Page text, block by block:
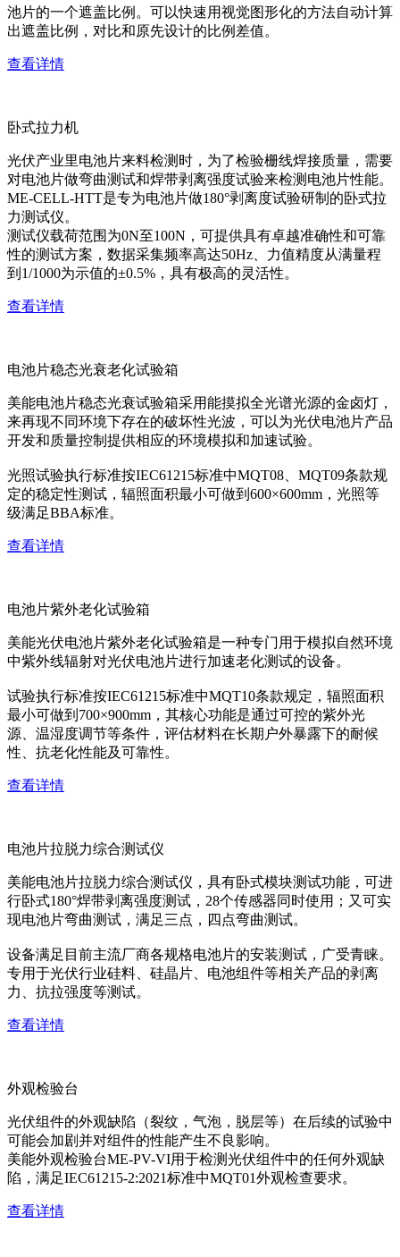
池片的一个遮盖比例。可以快速用视觉图形化的方法自动计算
出遮盖比例，对比和原先设计的比例差值。
查看详情
卧式拉力机
光伏产业里电池片来料检测时，为了检验栅线焊接质量，需要
对电池片做弯曲测试和焊带剥离强度试验来检测电池片性能。
ME-CELL-HTT是专为电池片做180°剥离度试验研制的卧式拉
力测试仪。
测试仪载荷范围为0N至100N，可提供具有卓越准确性和可靠
性的测试方案，数据采集频率高达50Hz、力值精度从满量程
到1/1000为示值的±0.5%，具有极高的灵活性。
查看详情
电池片稳态光衰老化试验箱
美能电池片稳态光衰试验箱采用能摸拟全光谱光源的金卤灯，
来再现不同环境下存在的破坏性光波，可以为光伏电池片产品
开发和质量控制提供相应的环境模拟和加速试验。
光照试验执行标准按IEC61215标准中MQT08、MQT09条款规
定的稳定性测试，辐照面积最小可做到600×600mm，光照等
级满足BBA标准。
查看详情
电池片紫外老化试验箱
美能光伏电池片紫外老化试验箱是一种专门用于模拟自然环境
中紫外线辐射对光伏电池片进行加速老化测试的设备。
试验执行标准按IEC61215标准中MQT10条款规定，辐照面积
最小可做到700×900mm，其核心功能是通过可控的紫外光
源、温湿度调节等条件，评估材料在长期户外暴露下的耐候
性、抗老化性能及可靠性。
查看详情
电池片拉脱力综合测试仪
美能电池片拉脱力综合测试仪，具有卧式模块测试功能，可进
行卧式180°焊带剥离强度测试，28个传感器同时使用；又可实
现电池片弯曲测试，满足三点，四点弯曲测试。
设备满足目前主流厂商各规格电池片的安装测试，广受青睐。
专用于光伏行业硅料、硅晶片、电池组件等相关产品的剥离
力、抗拉强度等测试。
查看详情
外观检验台
光伏组件的外观缺陷（裂纹，气泡，脱层等）在后续的试验中
可能会加剧并对组件的性能产生不良影响。
美能外观检验台ME-PV-VI用于检测光伏组件中的任何外观缺
陷，满足IEC61215-2:2021标准中MQT01外观检查要求。
查看详情